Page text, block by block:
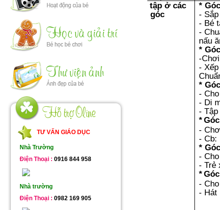
TƯ VẤN GIÁO DỤC
Nhà Trường
Điện Thoại : 0916 844 958
Nhà trường
Điện Thoại : 0982 169 905
Chơi tập ở các
góc
*
-
- Bé
-
nấu
*
-
-
*
-
- Di
- Tập
*
-
- Cb:
*
-
- Trẻ
*
-
- Hát